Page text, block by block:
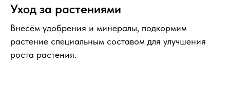
Уход за растениями
Внесём удобрения и минералы, подкормим
растение специальным составом для улучшения
роста растения.